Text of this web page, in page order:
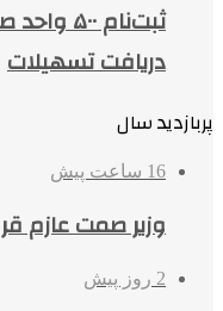
ثبت‌نام
دریافت تسهیلات
پربازدید سال
16 ساعت پیش
وزیر صمت عازم
2 روز پیش